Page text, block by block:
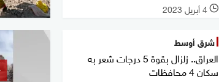
l 4 أبريل 2023
شرق أوسط
العراق.. زلزال بقوة 5 درجات شعر به
سكان 4 محافظات